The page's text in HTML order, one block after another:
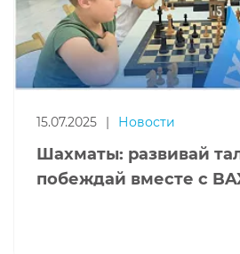
15.07.2025 | Новости
Шахматы: развивай
побеждай вместе с